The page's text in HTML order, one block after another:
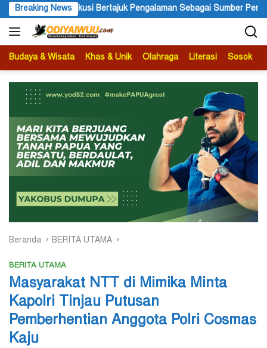
Langsung
ke
konten
Breaking NewsSebagai Sumber Pengetahuan Ketua APS
Budaya & Wisata Khas & Unik Olahraga Literasi Sosok
Beranda BERITA UTAMA
BERITA UTAMA
Masyarakat NTT di Mimika Minta
Kapolri Tinjau Putusan
Pemberhentian Anggota Polri Cosmas
Kaju